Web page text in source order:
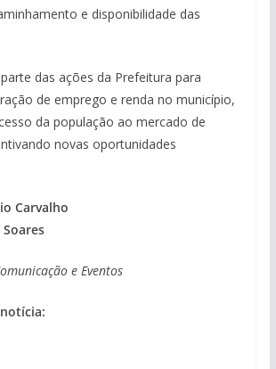
e disponibilidade das
das ações da Prefeitura para
de emprego e renda no município,
da população ao mercado de
novas oportunidades
Carvalho
e Eventos